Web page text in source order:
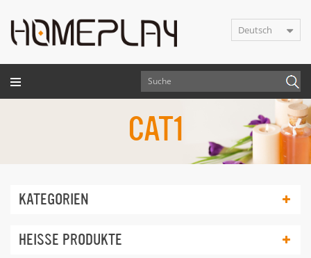
Deutsch
CAT1
KATEGORIEN
HEISSE PRODUKTE